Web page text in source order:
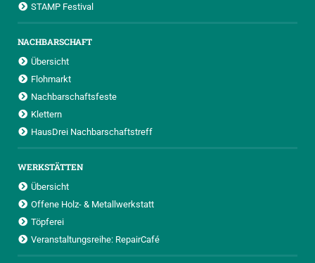
STAMP Festival
NACHBARSCHAFT
Übersicht
Flohmarkt
Nachbarschaftsfeste
Klettern
HausDrei Nachbarschaftstreff
WERKSTÄTTEN
Übersicht
Offene Holz- & Metallwerkstatt
Töpferei
Veranstaltungsreihe: RepairCafé